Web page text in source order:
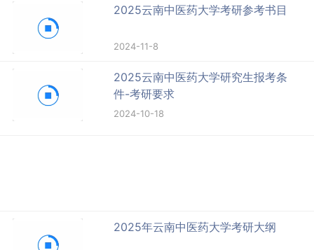
2025云南中医药大学考研参考书目
2024-11-8
2025云南中医药大学研究生报考条
件-考研要求
2024-10-18
2025年云南中医药大学考研大纲